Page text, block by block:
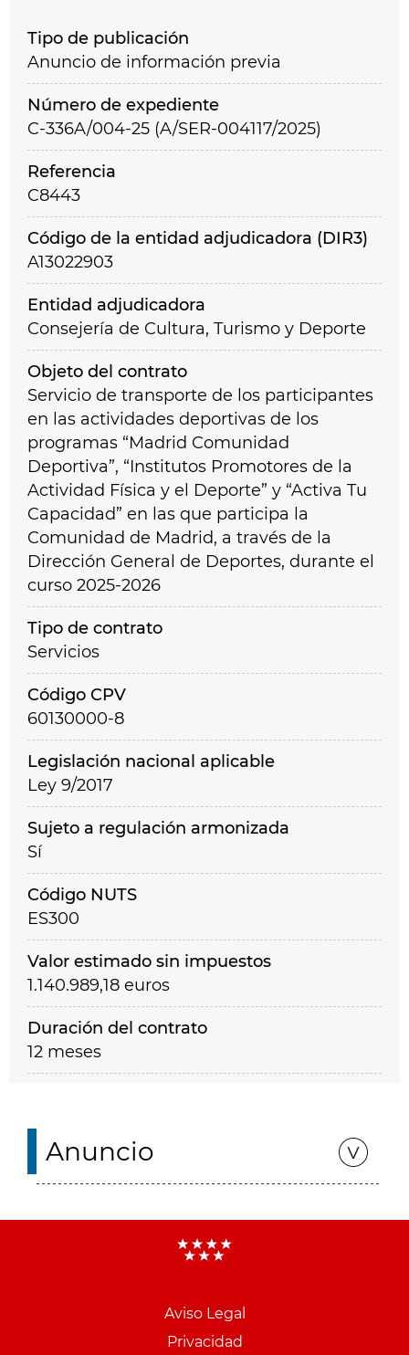
Tipo de publicación
Anuncio de información previa
Número de expediente
C-336A/004-25 (A/SER-004117/2025)
Referencia
C8443
Código de la entidad adjudicadora (DIR3)
A13022903
Entidad adjudicadora
Consejería de Cultura, Turismo y Deporte
Objeto del contrato
Servicio de transporte de los participantes
en las actividades deportivas de los
programas “Madrid Comunidad
Deportiva”, “Institutos Promotores de la
Actividad Física y el Deporte” y “Activa Tu
Capacidad” en las que participa la
Comunidad de Madrid, a través de la
Dirección General de Deportes, durante el
curso 2025-2026
Tipo de contrato
Servicios
Código CPV
60130000-8
Legislación nacional aplicable
Ley 9/2017
Sujeto a regulación armonizada
Sí
Código NUTS
ES300
Valor estimado sin impuestos
1.140.989,18 euros
Duración del contrato
12 meses
Anuncio
Aviso Legal
Privacidad